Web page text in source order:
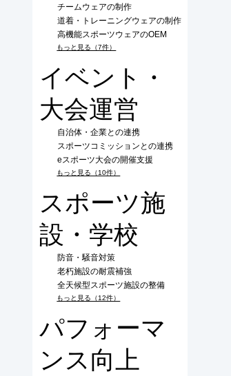
チームウェアの制作
道着・トレーニングウェアの制作
高機能スポーツウェアのOEM
もっと見る（7件）
イベント・
大会運営
自治体・企業との連携
スポーツコミッションとの連携
eスポーツ大会の開催支援
もっと見る（10件）
スポーツ施
設・学校
防音・騒音対策
老朽施設の耐震補強
全天候型スポーツ施設の整備
もっと見る（12件）
パフォーマ
ンス向上